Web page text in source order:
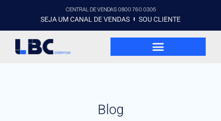
CENTRAL DE VENDAS 0800 760 0305
SEJA UM CANAL DE VENDAS SOU CLIENTE
Blog